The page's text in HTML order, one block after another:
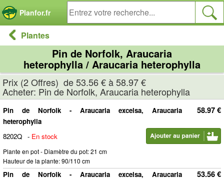
Planfor.fr
Plantes
Pin de Norfolk, Araucaria
heterophylla / Araucaria heterophylla
Prix (2 Offres) de 53.56 € à 58.97 €
Acheter: Pin de Norfolk, Araucaria heterophylla
58.97 €
Pin de Norfolk - Araucaria excelsa, Araucaria
heterophylla
8202Q - En stock
Plante en pot - Diamètre du pot: 21 cm
Hauteur de la plante: 90/110 cm
53.56 €
Pin de Norfolk - Araucaria excelsa, Araucaria
Panneau de gestion des cookies